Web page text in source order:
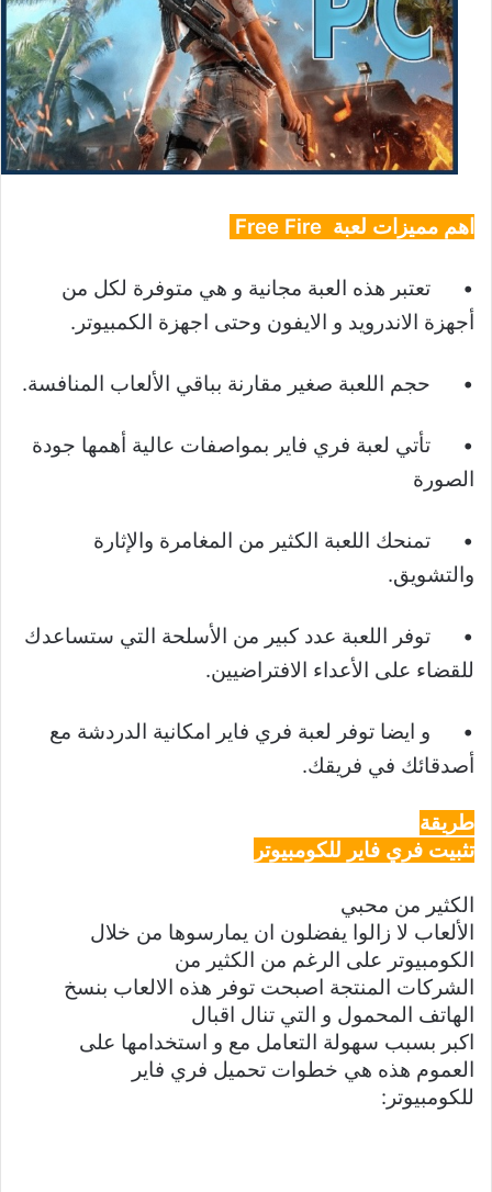
اهم مميزات لعبة Free Fire
•
تعتبر هذه العبة مجانية و هي متوفرة لكل من
أجهزة الاندرويد و الايفون وحتى اجهزة الكمبيوتر.
• حجم اللعبة صغير مقارنة بباقي الألعاب المنافسة.
•
تأتي لعبة فري فاير بمواصفات عالية أهمها جودة
الصورة
•
تمنحك اللعبة الكثير من المغامرة والإثارة
والتشويق.
•
توفر اللعبة عدد كبير من الأسلحة التي ستساعدك
للقضاء على الأعداء الافتراضيين.
•
و ايضا توفر لعبة فري فاير امكانية الدردشة مع
أصدقائك في فريقك.
طريقة
تثبيت فري فاير للكومبيوتر
الكثير من محبي
الألعاب لا زالوا يفضلون ان يمارسوها من خلال
الكومبيوتر على الرغم من الكثير من
الشركات المنتجة اصبحت توفر هذه الالعاب بنسخ
الهاتف المحمول و التي تنال اقبال
اكبر بسبب سهولة التعامل مع و استخدامها على
العموم هذه هي خطوات تحميل فري فاير
للكومبيوتر: